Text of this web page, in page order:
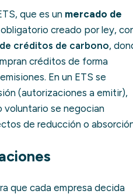
que es un mercado de
creado por ley,
créditos de carbono,
créditos de forma
En un ETS se
(autorizaciones a emitir),
voluntario se negocian
de reducción o
que cada empresa decida